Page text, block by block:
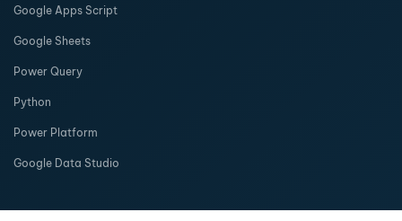
Google Apps Script
Google Sheets
Power Query
Python
Power Platform
Google Data Studio